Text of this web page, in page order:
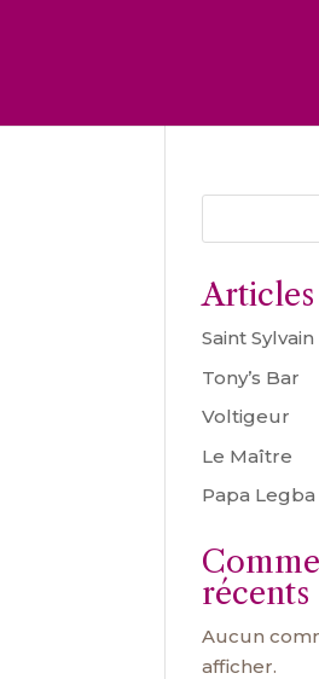
Saint Sylvain
Tony’s Bar
Voltigeur
Le Maître
Papa Legba
récents
Aucun
afficher.